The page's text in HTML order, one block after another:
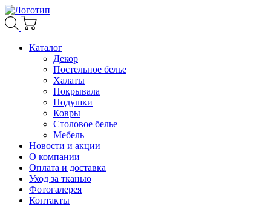
Каталог
Декор
Постельное белье
Халаты
Покрывала
Подушки
Ковры
Столовое белье
Мебель
Новости и акции
О компании
Оплата и доставка
Уход за тканью
Фотогалерея
Контакты